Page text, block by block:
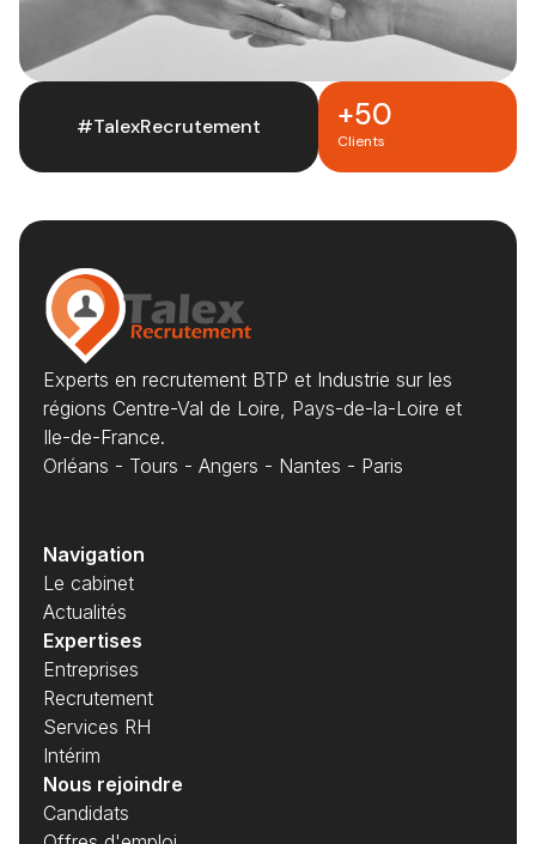
#TalexRecrutement +50
Clients
Experts en recrutement BTP et Industrie sur les
régions Centre-Val de Loire, Pays-de-la-Loire et
Ile-de-France.
Orléans - Tours - Angers - Nantes - Paris
Navigation
Le cabinet
Actualités
Expertises
Entreprises
Recrutement
Services RH
Intérim
Nous rejoindre
Candidats